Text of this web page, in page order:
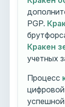
PGP.
Кракен
учетных
Процесс
успешной